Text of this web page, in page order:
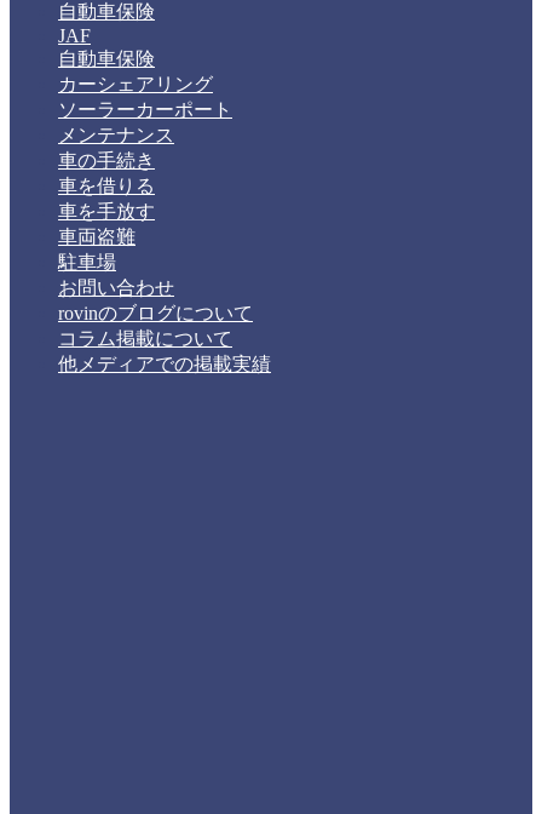
自動車保険
JAF
自動車保険
カーシェアリング
ソーラーカーポート
メンテナンス
車の手続き
車を借りる
車を手放す
車両盗難
駐車場
お問い合わせ
rovinのブログについて
コラム掲載について
他メディアでの掲載実績